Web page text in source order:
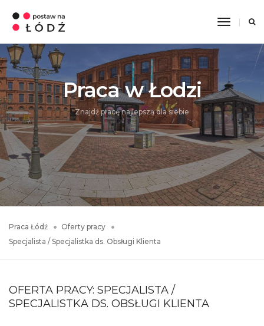
Toggle
Praca w Łodzi
Znajdź pracę najlepszą dla siebie
Praca Łódź
Oferty pracy
Specjalista / Specjalistka ds. Obsługi Klienta
OFERTA PRACY: SPECJALISTA /
SPECJALISTKA DS. OBSŁUGI KLIENTA